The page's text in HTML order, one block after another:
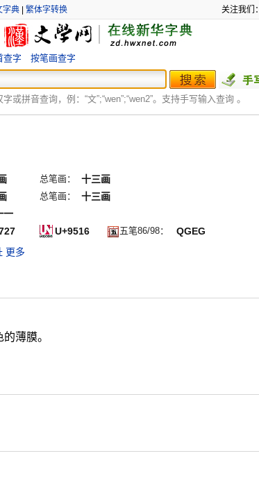
字典| 繁体字转换 关注我们：
查字 按笔画查字
或拼音查询，例：“文”;“wen”;“wen2”。支持手写输入查询 。
总笔画： 十三画
总笔画： 十三画
一
U+9516 五笔86/98：
QGEG
更多
薄膜。